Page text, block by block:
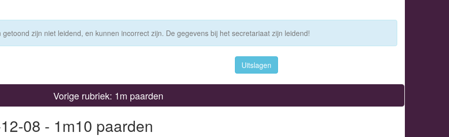
zijn niet leidend, en kunnen incorrect zijn. De gegevens bij het secretariaat zijn leidend!
Uitslagen
Vorige rubriek: 1m paarden
08 - 1m10 paarden